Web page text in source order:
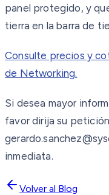
panel protegido, y
tierra en la barra de
Consulte precios y
de Networking.
Si desea mayor
favor dirija su
inmediata.
Volver al Blog